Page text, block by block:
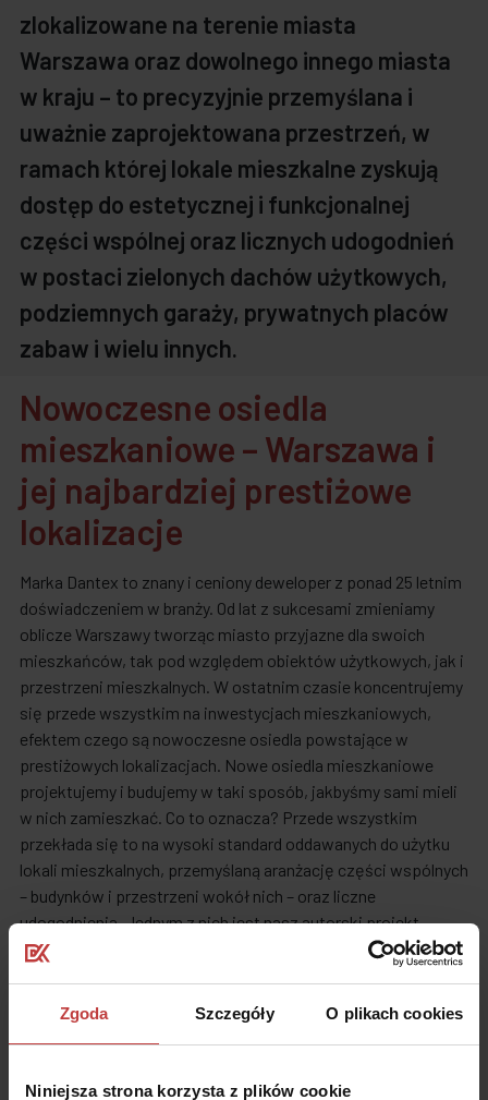
Zgoda Szczegóły O plikach cookies
Niniejsza strona korzysta z plików cookie
zlokalizowane na terenie miasta
Warszawa oraz dowolnego innego miasta
w kraju – to precyzyjnie przemyślana i
uważnie zaprojektowana przestrzeń, w
ramach której lokale mieszkalne zyskują
dostęp do estetycznej i funkcjonalnej
części wspólnej oraz licznych udogodnień
w postaci zielonych dachów użytkowych,
podziemnych garaży, prywatnych placów
zabaw i wielu innych.
Nowoczesne osiedla
mieszkaniowe – Warszawa i
jej najbardziej prestiżowe
lokalizacje
Marka Dantex to znany i ceniony deweloper z ponad 25 letnim
doświadczeniem w branży. Od lat z sukcesami zmieniamy
oblicze Warszawy tworząc miasto przyjazne dla swoich
mieszkańców, tak pod względem obiektów użytkowych, jak i
przestrzeni mieszkalnych. W ostatnim czasie koncentrujemy
się przede wszystkim na inwestycjach mieszkaniowych,
efektem czego są nowoczesne osiedla powstające w
prestiżowych lokalizacjach. Nowe osiedla mieszkaniowe
projektujemy i budujemy w taki sposób, jakbyśmy sami mieli
w nich zamieszkać. Co to oznacza? Przede wszystkim
przekłada się to na wysoki standard oddawanych do użytku
lokali mieszkalnych, przemyślaną aranżację części wspólnych
– budynków i przestrzeni wokół nich – oraz liczne
udogodnienia. Jednym z nich jest nasz autorski projekt
mikroapartamentów – apartamentów, które mimo
ograniczonego metrażu pozwalają swoim mieszkańcom
standardowe mieszkania. Mikroapartamenty oferujemy wraz
z ogródkami lub tarasami, dostępem do garaży podziemnych
oraz zielonych dachów i wielu innych.